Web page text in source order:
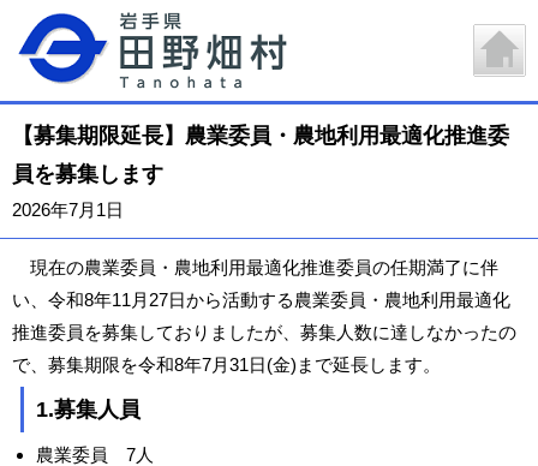
【募集期限延長】農業委員・農地利用最適化推進委
員を募集します
2026年7月1日
現在の農業委員・農地利用最適化推進委員の任期満了に伴
い、令和8年11月27日から活動する農業委員・農地利用最適化
推進委員を募集しておりましたが、募集人数に達しなかったの
で、募集期限を令和8年7月31日(金)まで延長します。
1.募集人員
農業委員 7人